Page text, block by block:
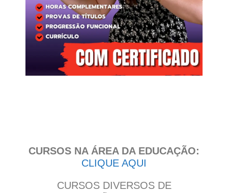
CURSOS NA ÁREA DA EDUCAÇÃO:
CLIQUE AQUI
CURSOS DIVERSOS DE